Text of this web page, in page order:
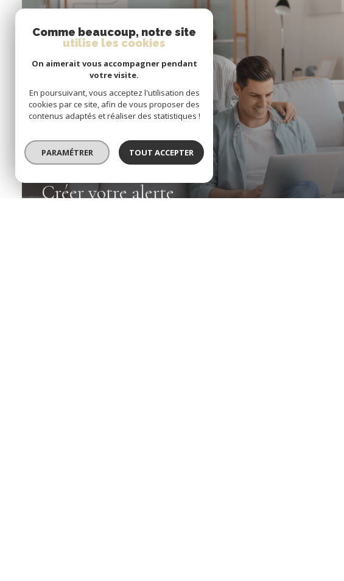
Créer votre alerte
Comme beaucoup, notre site
utilise les cookies
On aimerait vous accompagner pendant
votre visite.
En poursuivant, vous acceptez l'utilisation des
cookies par ce site, afin de vous proposer des
contenus adaptés et réaliser des statistiques !
PARAMÉTRER TOUT ACCEPTER